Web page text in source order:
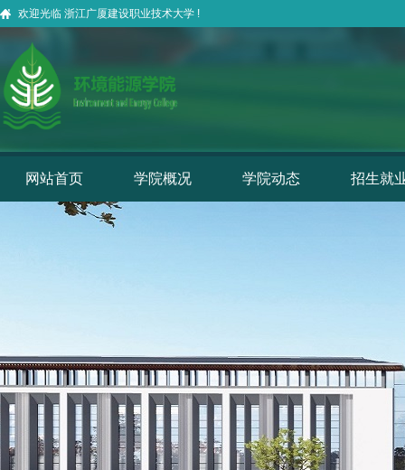
欢迎光临 浙江广厦建设职业技术大学 !
网站首页 学院概况 学院动态 招生就